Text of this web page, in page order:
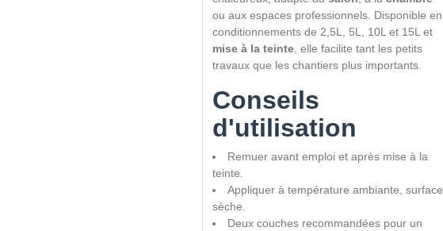
ou aux espaces professionnels. Disponible en
conditionnements de 2,5L, 5L, 10L et 15L et
mise à la teinte , elle facilite tant les petits
travaux que les chantiers plus importants.
Conseils
d'utilisation
Remuer avant emploi et après mise à la
teinte.
Appliquer à température ambiante, surface
sèche.
Deux couches recommandées pour un